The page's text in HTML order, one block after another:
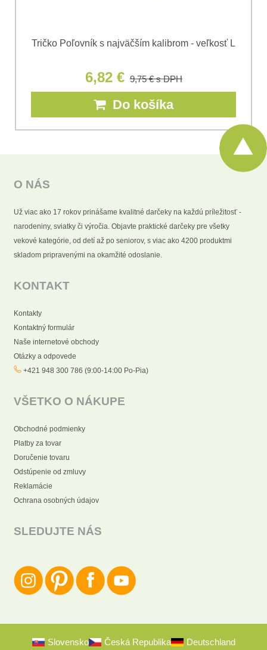
Tričko Poľovník s najväčším kalibrom - veľkosť L
6,82 € 9,75 €s DPH
Do košíka
O NÁS
Už viac ako 17 rokov prinášame kvalitné darčeky na každú príležitosť -
narodeniny, sviatky či výročia. Objavte praktické darčeky pre všetky
vekové kategórie, od detí až po seniorov, s viac ako 4200 produktmi
skladom pripravenými na okamžité odoslanie.
KONTAKT
Kontakty
Kontaktný formulár
Naše internetové obchody
Otázky a odpovede
+421 948 300 786 (9:00-14:00 Po-Pia)
VŠETKO O NÁKUPE
Obchodné podmienky
Platby za tovar
Doručenie tovaru
Odstúpenie od zmluvy
Reklamácie
Ochrana osobných údajov
SLEDUJTE NÁS
Slovensko Česká Republika Deutschland